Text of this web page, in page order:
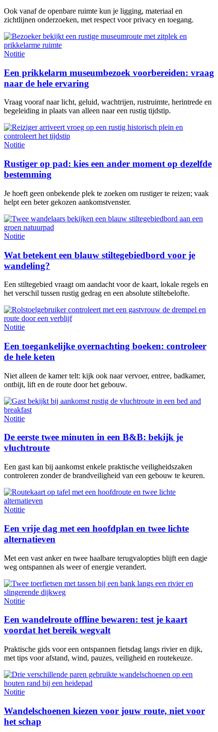
Ook vanaf de openbare ruimte kun je ligging, materiaal en
zichtlijnen onderzoeken, met respect voor privacy en toegang.
Notitie
Een prikkelarm museumbezoek voorbereiden: vraag
naar de hele ervaring
Vraag vooraf naar licht, geluid, wachtrijen, rustruimte, herintrede en
begeleiding in plaats van alleen naar een rustig tijdstip.
Notitie
Rustiger op pad: kies een ander moment op dezelfde
bestemming
Je hoeft geen onbekende plek te zoeken om rustiger te reizen; vaak
helpt een beter gekozen aankomstvenster.
Notitie
Wat betekent een blauw stiltegebiedbord voor je
wandeling?
Een stiltegebied vraagt om aandacht voor de kaart, lokale regels en
het verschil tussen rustig gedrag en een absolute stiltebelofte.
Notitie
Een toegankelijke overnachting boeken: controleer
de hele keten
Niet alleen de kamer telt: kijk ook naar vervoer, entree, badkamer,
ontbijt, lift en de route door het gebouw.
Notitie
De eerste twee minuten in een B&B: bekijk je
vluchtroute
Een gast kan bij aankomst enkele praktische veiligheidszaken
controleren zonder de brandveiligheid van een gebouw te keuren.
Notitie
Een vrije dag met een hoofdplan en twee lichte
alternatieven
Met een vast anker en twee haalbare terugvalopties blijft een dagje
weg ontspannen als weer of energie verandert.
Notitie
Een wandelroute offline bewaren: test je kaart
voordat het bereik wegvalt
Praktische gids voor een ontspannen fietsdag langs rivier en dijk,
met tips voor afstand, wind, pauzes, veiligheid en routekeuze.
Notitie
Wandelschoenen kiezen voor jouw route, niet voor
het schap